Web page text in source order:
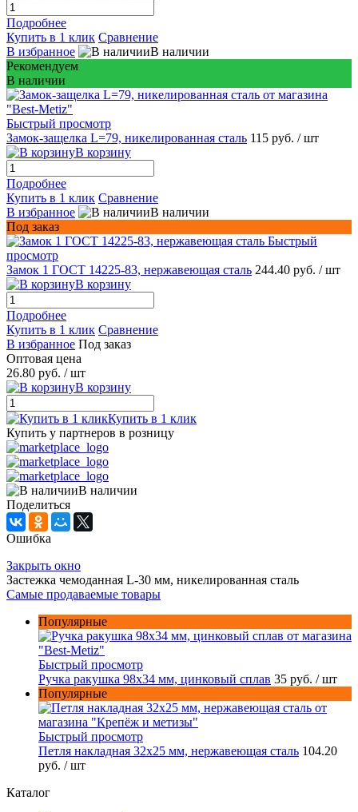
Подробнее
Купить в 1 клик Сравнение
В избранное
В наличии
Рекомендуем
В наличии
Быстрый просмотр
Замок-защелка L=79, никелированная сталь 115 руб. / шт
В корзину
Подробнее
Купить в 1 клик Сравнение
В избранное
В наличии
Под заказ
Быстрый
просмотр
Замок 1 ГОСТ 14225-83, нержавеющая сталь 244.40 руб. / шт
В корзину
Подробнее
Купить в 1 клик Сравнение
В избранное Под заказ
Оптовая цена
26.80 руб. / шт
В корзину
Купить в 1 клик
Купить у партнеров в розницу
В наличии
Поделиться
Ошибка
Закрыть окно
Застежка чемоданная L-30 мм, никелированная сталь
Самые продаваемые товары
Популярные
Быстрый просмотр
Ручка ракушка 98x34 мм, цинковый сплав 35 руб. / шт
Популярные
Быстрый просмотр
Петля накладная 32х25 мм, нержавеющая сталь 104.20
руб. / шт
Каталог